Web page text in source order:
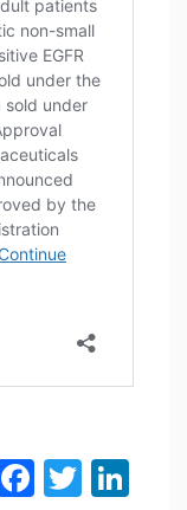
Facebook Twitter